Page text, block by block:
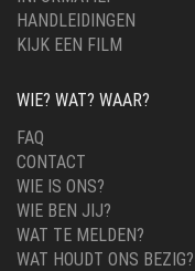
HANDLEIDINGEN
KIJK EEN FILM
WIE? WAT? WAAR?
FAQ
CONTACT
WIE IS ONS?
WIE BEN JIJ?
WAT TE MELDEN?
WAT HOUDT ONS BEZIG?